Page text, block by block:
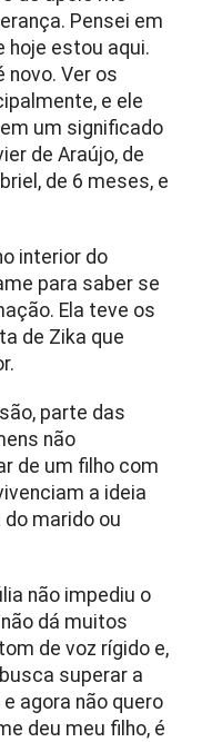
Pensei em
hoje estou aqui.
novo. Ver os
e ele
um significado
de Araújo, de
de 6 meses, e
interior do
para saber se
Ela teve os
de Zika que
parte das
não
de um filho com
a ideia
marido ou
não impediu o
dá muitos
de voz rígido e,
superar a
agora não quero
deu meu filho, é